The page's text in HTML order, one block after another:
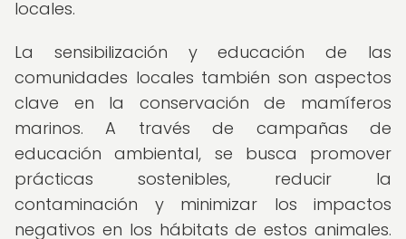
locales.
La sensibilización y educación de las
comunidades locales también son aspectos
clave en la conservación de mamíferos
marinos. A través de campañas de
educación ambiental, se busca promover
prácticas sostenibles, reducir la
contaminación y minimizar los impactos
negativos en los hábitats de estos animales.